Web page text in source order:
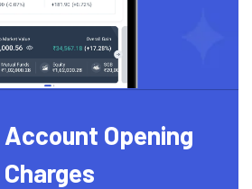
Account Opening
Charges